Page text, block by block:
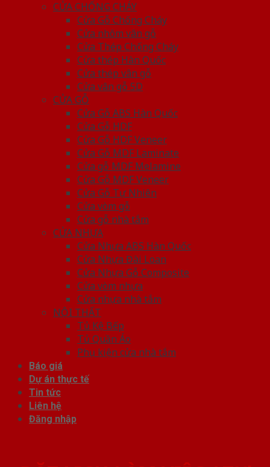
CỬA CHỐNG CHÁY
Cửa Gỗ Chống Cháy
Cửa nhôm vân gỗ
Cửa Thép Chống Cháy
Cửa thép Hàn Quốc
Cửa thép vân gỗ
Cửa vân gỗ 5D
CỬA GỖ
Cửa Gỗ ABS Hàn Quốc
Cửa Gỗ HDF
Cửa Gỗ HDF Veneer
Cửa Gỗ MDF Laminate
Cửa gỗ MDF Melamine
Cửa Gỗ MDF Veneer
Cửa Gỗ Tự Nhiên
Cửa vòm gỗ
Cửa gỗ nhà tắm
CỬA NHỰA
Cửa Nhựa ABS Hàn Quốc
Cửa Nhựa Đài Loan
Cửa Nhựa Gỗ Composite
Cửa vòm nhựa
Cửa nhựa nhà tắm
NỘI THẤT
Tủ Kệ Bếp
Tủ Quần Áo
Phụ kiện cửa nhà tắm
Báo giá
Dự án thực tế
Tin tức
Liên hệ
Đăng nhập